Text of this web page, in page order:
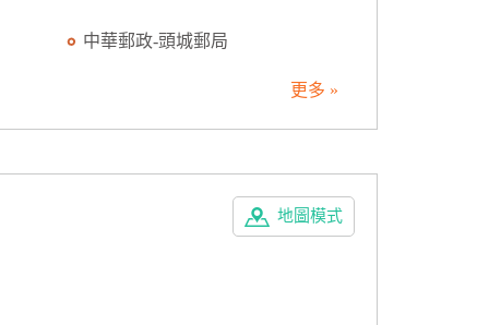
中華郵政-頭城郵局
更多 »
地圖模式